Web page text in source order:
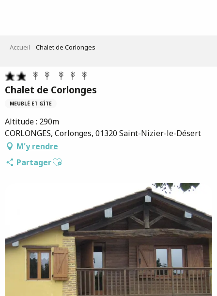
Accueil Chalet de Corlonges
Chalet de Corlonges
MEUBLÉ ET GÎTE
Altitude : 290m
CORLONGES, Corlonges, 01320 Saint-Nizier-le-Désert
M'y rendre
PartagerAjouter aux favoris